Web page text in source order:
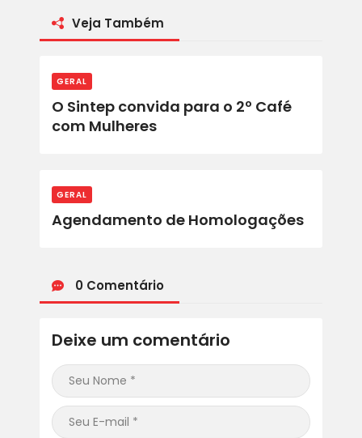
Veja Também
GERAL
O Sintep convida para o 2º Café
com Mulheres
GERAL
Agendamento de Homologações
0 Comentário
Deixe um comentário